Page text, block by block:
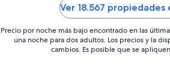
Ver 18.567 propiedades
Precio por noche más bajo encontrado en las
una noche para dos adultos. Los precios y la
cambios. Es posible que se